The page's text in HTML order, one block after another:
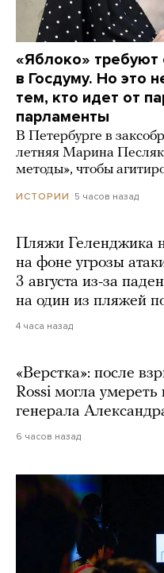
«Яблоко» требуют
в Госдуму. Но это
тем, кто идет от
парламенты
В Петербурге в
летняя Марина
методы», чтобы
ИСТОРИИ 5 часов назад
Пляжи Геленджика
на фоне угрозы
3 августа из-за
на один из пляжей
4 часа назад
«Верстка»: после
Rossi могла умереть
генерала
6 часов назад